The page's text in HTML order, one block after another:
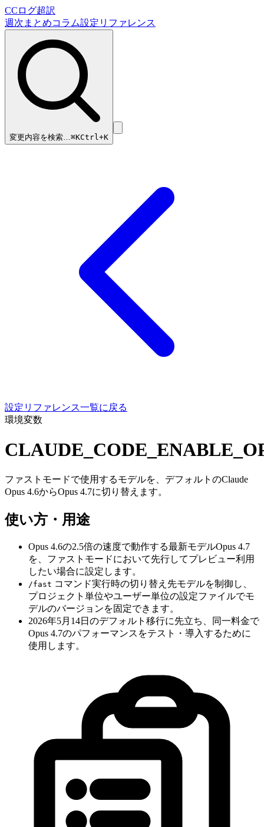
CCログ超訳
週次まとめコラム設定リファレンス
変更内容を検索…⌘KCtrl+K
設定リファレンス一覧に戻る
環境変数
ファストモードで使用するモデルを、デフォルトのClaude
Opus 4.6からOpus 4.7に切り替えます。
使い方・用途
Opus 4.6の2.5倍の速度で動作する最新モデルOpus 4.7
を、ファストモードにおいて先行してプレビュー利用
したい場合に設定します。
/fast コマンド実行時の切り替え先モデルを制御し、
プロジェクト単位やユーザー単位の設定ファイルでモ
デルのバージョンを固定できます。
2026年5月14日のデフォルト移行に先立ち、同一料金で
Opus 4.7のパフォーマンスをテスト・導入するために
使用します。